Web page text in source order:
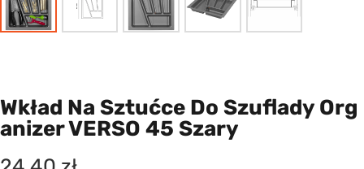
Wkład Na Sztućce Do Szuflady Org
Anizer VERSO 45 Szary